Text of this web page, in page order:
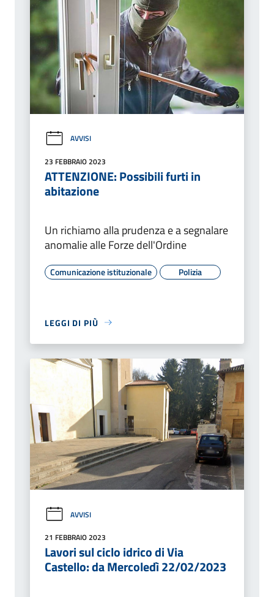
AVVISI
23 FEBBRAIO 2023
ATTENZIONE: Possibili furti in
abitazione
Un richiamo alla prudenza e a segnalare
anomalie alle Forze dell'Ordine
Comunicazione istituzionale Polizia
LEGGI DI PIÙ
AVVISI
21 FEBBRAIO 2023
Lavori sul ciclo idrico di Via
Castello: da Mercoledì 22/02/2023